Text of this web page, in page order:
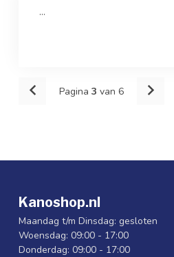
...
Pagina 3 van 6
Kanoshop.nl
Maandag t/m Dinsdag: gesloten
Woensdag: 09:00 - 17:00
Donderdag: 09:00 - 17:00